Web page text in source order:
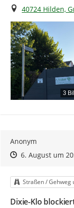
Ort
40724 Hilden,
3
Anonym
Zeitpunkt des
Zeitpunkt des
6. August um
Kategorie
Straßen / Gehweg
Dixie-Klo